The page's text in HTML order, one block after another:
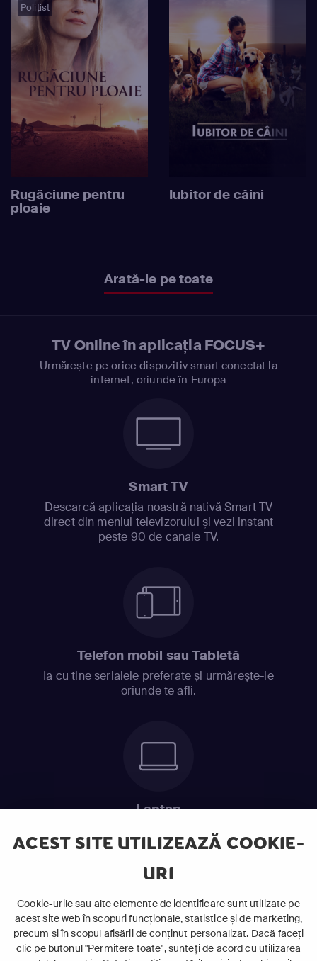
ACEST SITE UTILIZEAZĂ COOKIE-
URI
Cookie-urile sau alte elemente de identificare sunt utilizate pe
acest site web în scopuri funcționale, statistice și de marketing,
precum și în scopul afișării de conținut personalizat. Dacă faceți
clic pe butonul "Permitere toate", sunteți de acord cu utilizarea
Polițist
Rugăciune pentru
ploaie
Iubitor de câini
Arată-le pe toate
TV Online în aplicația FOCUS+
Urmărește pe orice dispozitiv smart conectat la
internet, oriunde în Europa
Smart TV
Descarcă aplicația noastră nativă Smart TV
direct din meniul televizorului și vezi instant
peste 90 de canale TV.
Telefon mobil sau Tabletă
Ia cu tine serialele preferate și urmărește-le
oriunde te afli.
Laptop
ABONEAZĂ-TE ACUM
Cerințe de sistem